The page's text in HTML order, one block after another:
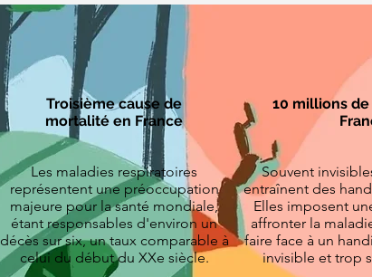
Troisième cause de
mortalité en France
Les maladies respiratoires
représentent une préoccupation
majeure pour la santé mondiale,
étant responsables d'environ un
décès sur six, un taux comparable à
celui du début du XXe siècle.
10 millions
Souvent
entraînent des
Elles imposent
affronter la
faire face à un
invisible et trop